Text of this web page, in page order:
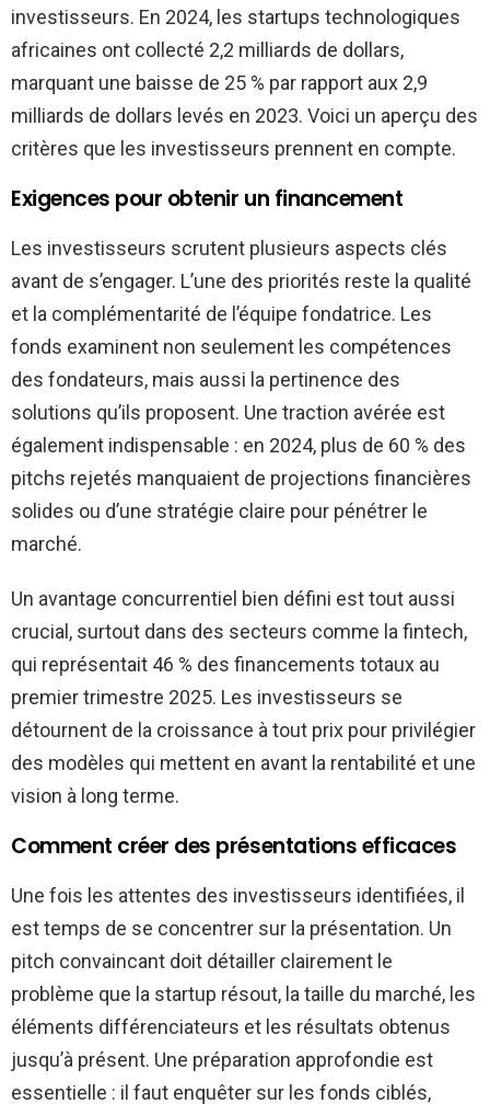
investisseurs. En 2024, les startups technologiques
africaines ont collecté 2,2 milliards de dollars,
marquant une baisse de 25 % par rapport aux 2,9
milliards de dollars levés en 2023. Voici un aperçu des
critères que les investisseurs prennent en compte.
Exigences pour obtenir un financement
Les investisseurs scrutent plusieurs aspects clés
avant de s’engager. L’une des priorités reste la qualité
et la complémentarité de l’équipe fondatrice. Les
fonds examinent non seulement les compétences
des fondateurs, mais aussi la pertinence des
solutions qu’ils proposent. Une traction avérée est
également indispensable : en 2024, plus de 60 % des
pitchs rejetés manquaient de projections financières
solides ou d’une stratégie claire pour pénétrer le
marché.
Un avantage concurrentiel bien défini est tout aussi
crucial, surtout dans des secteurs comme la fintech,
qui représentait 46 % des financements totaux au
premier trimestre 2025. Les investisseurs se
détournent de la croissance à tout prix pour privilégier
des modèles qui mettent en avant la rentabilité et une
vision à long terme.
Comment créer des présentations efficaces
Une fois les attentes des investisseurs identifiées, il
est temps de se concentrer sur la présentation. Un
pitch convaincant doit détailler clairement le
problème que la startup résout, la taille du marché, les
éléments différenciateurs et les résultats obtenus
jusqu’à présent. Une préparation approfondie est
essentielle : il faut enquêter sur les fonds ciblés,